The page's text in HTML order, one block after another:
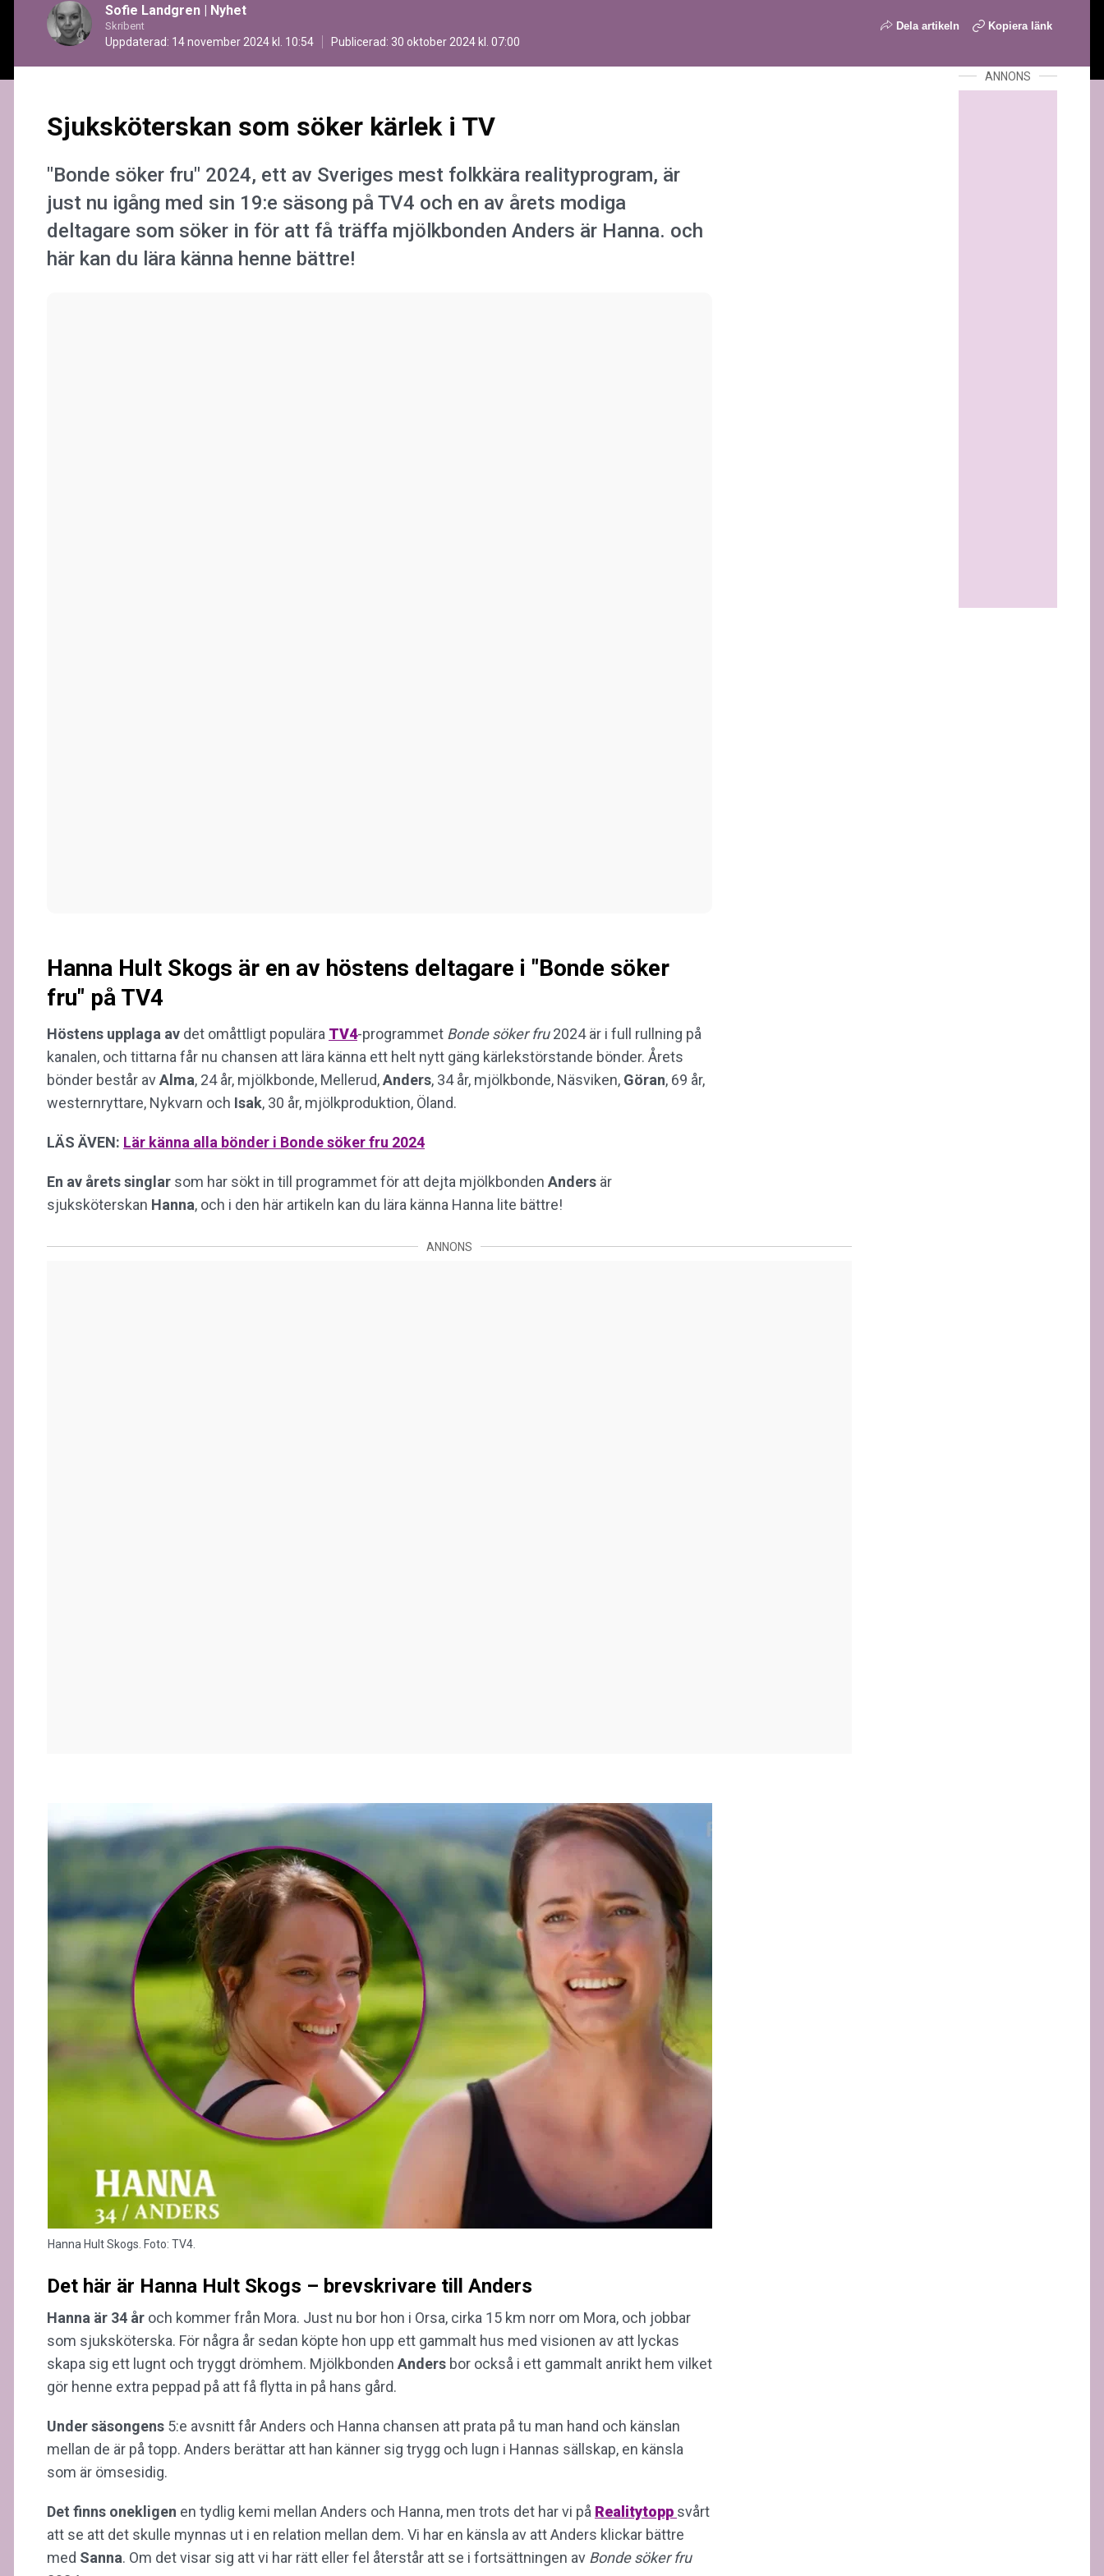
Sofie Landgren | Nyhet
Skribent
Uppdaterad: 14 november 2024 kl. 10:54 Publicerad: 30 oktober 2024 kl. 07:00
Dela artikeln Kopiera länk
Sjuksköterskan som söker kärlek i TV
"Bonde söker fru" 2024, ett av Sveriges mest folkkära realityprogram, är
just nu igång med sin 19:e säsong på TV4 och en av årets modiga
deltagare som söker in för att få träffa mjölkbonden Anders är Hanna. och
här kan du lära känna henne bättre!
Hanna Hult Skogs är en av höstens deltagare i "Bonde söker
fru" på TV4
Höstens upplaga av det omåttligt populära TV4-programmet Bonde söker fru2024 är i full rullning på
kanalen, och tittarna får nu chansen att lära känna ett helt nytt gäng kärlekstörstande bönder. Årets
bönder består avAlma, 24 år, mjölkbonde, Mellerud,Anders, 34 år, mjölkbonde, Näsviken, Göran, 69 år,
westernryttare, Nykvarn och Isak, 30 år, mjölkproduktion, Öland.
LÄS ÄVEN: Lär känna alla bönder i Bonde söker fru 2024
En av årets singlar som har sökt in till programmet för att dejta mjölkbonden Anders är
sjuksköterskan Hanna, och i den här artikeln kan du lära känna Hanna lite bättre!
ANNONS
Hanna Hult Skogs. Foto: TV4.
Det här är Hanna Hult Skogs – brevskrivare till Anders
Hanna är 34 år och kommer från Mora. Just nu bor hon i Orsa, cirka 15 km norr om Mora, och jobbar
som sjuksköterska. För några år sedan köpte hon upp ett gammalt hus med visionen av att lyckas
skapa sig ett lugnt och tryggt drömhem. Mjölkbonden Anders bor också i ett gammalt anrikt hem vilket
gör henne extra peppad på att få flytta in på hans gård.
Under säsongens 5:e avsnitt får Anders och Hanna chansen att prata på tu man hand och känslan
mellan de är på topp. Anders berättar att han känner sig trygg och lugn i Hannas sällskap, en känsla
som är ömsesidig.
Det finns onekligen en tydlig kemi mellan Anders och Hanna, men trots det har vi på Realitytopp svårt
att se att det skulle mynnas ut i en relation mellan dem. Vi har en känsla av att Anders klickar bättre
med Sanna. Om det visar sig att vi har rätt eller fel återstår att se i fortsättningen av Bonde söker fru
ANNONS